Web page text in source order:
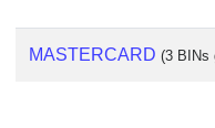
MASTERCARD (3 BINs